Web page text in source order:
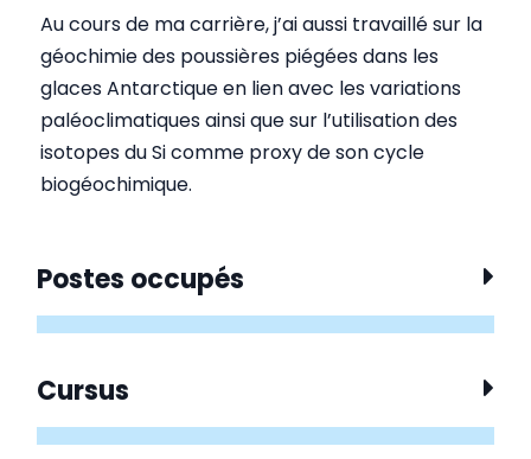
Au cours de ma carrière, j’ai aussi travaillé sur la
géochimie des poussières piégées dans les
glaces Antarctique en lien avec les variations
paléoclimatiques ainsi que sur l’utilisation des
isotopes du Si comme proxy de son cycle
biogéochimique.
Postes occupés
Cursus